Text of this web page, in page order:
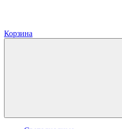
Корзина